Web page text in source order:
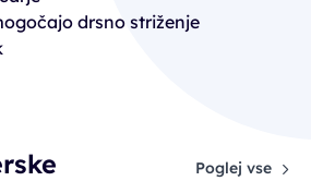
drsno striženje
Poglej vse